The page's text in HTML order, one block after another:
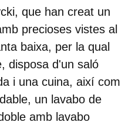
que han creat un
precioses vistes al
baixa, per la qual
disposa d'un saló
i una cuina, així com
un lavabo de
amb lavabo